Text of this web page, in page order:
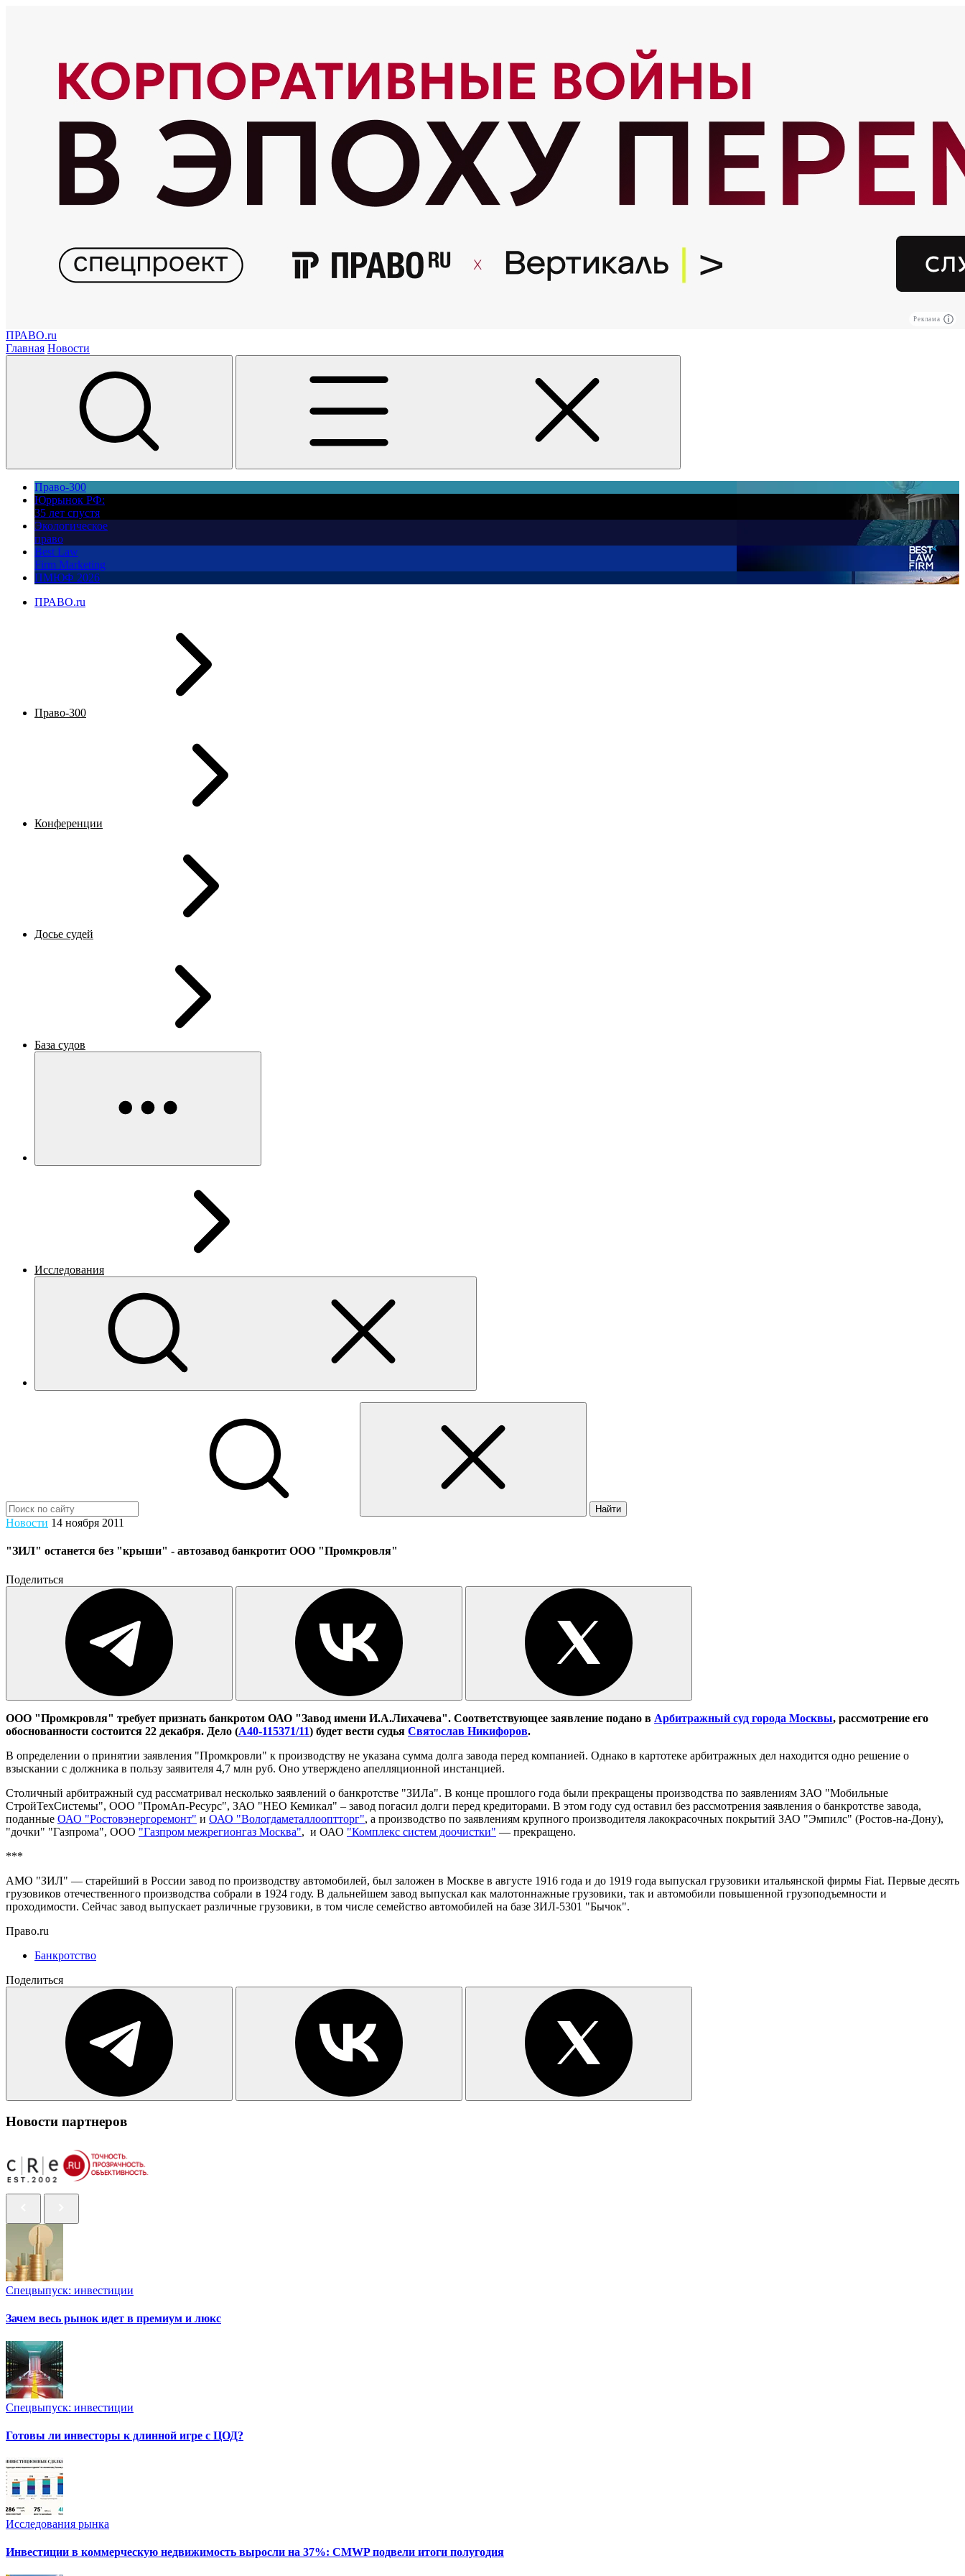
Реклама
ПРАВО.ru
Главная Новости
Право-300
Юррынок РФ:
35 лет спустя
Экологическое
право
Best Law
Firm Marketing
ПМЮФ 2026
ПРАВО.ru
Право-300
Конференции
Досье судей
База судов
Исследования
Найти
Новости 14 ноября 2011
"ЗИЛ" останется без "крыши" - автозавод банкротит ООО "Промкровля"
Поделиться
ООО "Промкровля" требует признать банкротом ОАО "Завод имени И.А.Лихачева". Соответствующее заявление подано в Арбитражный суд города Москвы, рассмотрение его
обоснованности состоится 22 декабря. Дело (А40-115371/11) будет вести судья Святослав Никифоров.
В определении о принятии заявления "Промкровли" к производству не указана сумма долга завода перед компанией. Однако в картотеке арбитражных дел находится одно решение о
взыскании с должника в пользу заявителя 4,7 млн руб. Оно утверждено апелляционной инстанцией.
Столичный арбитражный суд рассматривал несколько заявлений о банкротстве "ЗИЛа". В конце прошлого года были прекращены производства по заявлениям ЗАО "Мобильные
СтройТехСистемы", ООО "ПромАп-Ресурс", ЗАО "НЕО Кемикал" – завод погасил долги перед кредиторами. В этом году суд оставил без рассмотрения заявления о банкротстве завода,
поданные ОАО "Ростовэнергоремонт" и ОАО "Вологдаметаллооптторг", а производство по заявлениям крупного производителя лакокрасочных покрытий ЗАО "Эмпилс" (Ростов-на-Дону),
"дочки" "Газпрома", ООО "Газпром межрегионгаз Москва", и ОАО "Комплекс систем доочистки" — прекращено.
***
АМО "ЗИЛ" — старейший в России завод по производству автомобилей, был заложен в Москве в августе 1916 года и до 1919 года выпускал грузовики итальянской фирмы Fiat. Первые десять
грузовиков отечественного производства собрали в 1924 году. В дальнейшем завод выпускал как малотоннажные грузовики, так и автомобили повышенной грузоподъемности и
проходимости. Сейчас завод выпускает различные грузовики, в том числе семейство автомобилей на базе ЗИЛ-5301 "Бычок".
Право.ru
Банкротство
Поделиться
Новости партнеров
Спецвыпуск: инвестиции
Зачем весь рынок идет в премиум и люкс
Спецвыпуск: инвестиции
Готовы ли инвесторы к длинной игре с ЦОД?
Исследования рынка
Инвестиции в коммерческую недвижимость выросли на 37%: CMWP подвели итоги полугодия